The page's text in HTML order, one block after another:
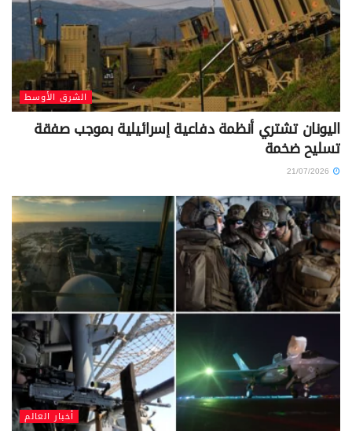
الشرق الأوسط
اليونان تشتري أنظمة دفاعية إسرائيلية بموجب صفقة
تسليح ضخمة
أخبار العالم